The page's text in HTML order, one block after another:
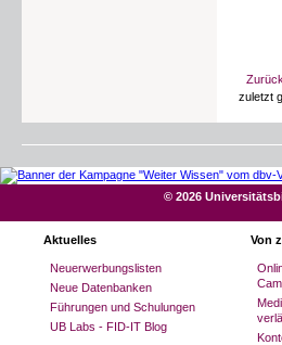
zuletzt
© 2026
Aktuelles
Neuerwerbungslisten
Neue Datenbanken
Führungen und Schulungen
UB Labs - FID-IT Blog
Von